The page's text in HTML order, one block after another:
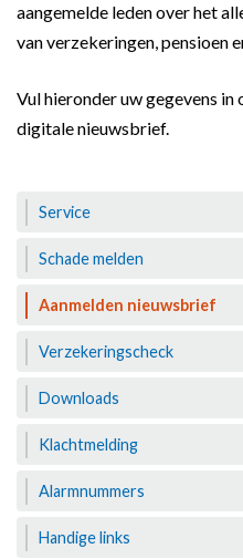
aangemelde leden over het
van verzekeringen, pensioen
Vul hieronder uw gegevens in
digitale nieuwsbrief.
Service
Schade melden
Aanmelden nieuwsbrief
Verzekeringscheck
Downloads
Klachtmelding
Alarmnummers
Handige links